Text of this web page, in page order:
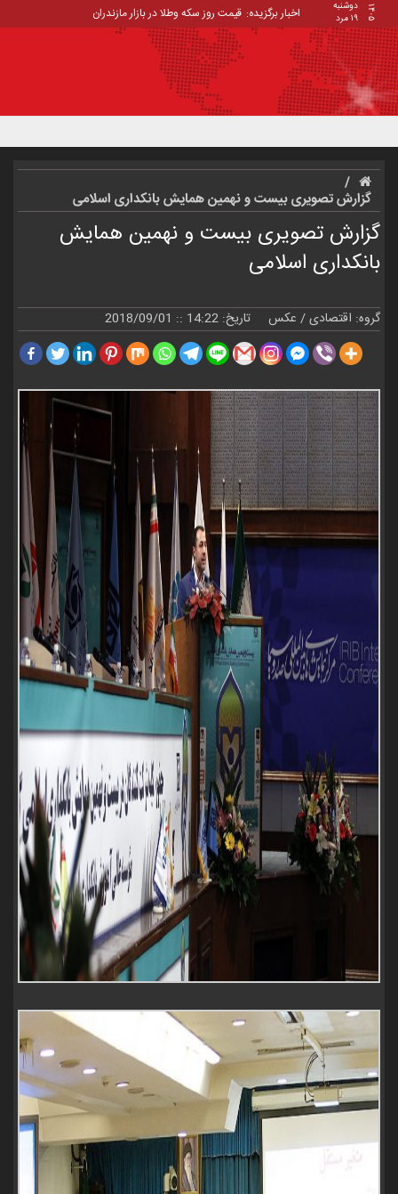
۱۴۰۵
دوشنبه
۱۹ مرد
اخبار برگزیده: قیمت روز سکه وطلا در بازار مازندران
گزارش تصویری بیست و نهمین همایش بانکداری اسلامی
گزارش تصویری بیست و نهمین همایش
بانکداری اسلامی
گروه: اقتصادی/ عکس تاریخ: 14:22 :: 2018/09/01